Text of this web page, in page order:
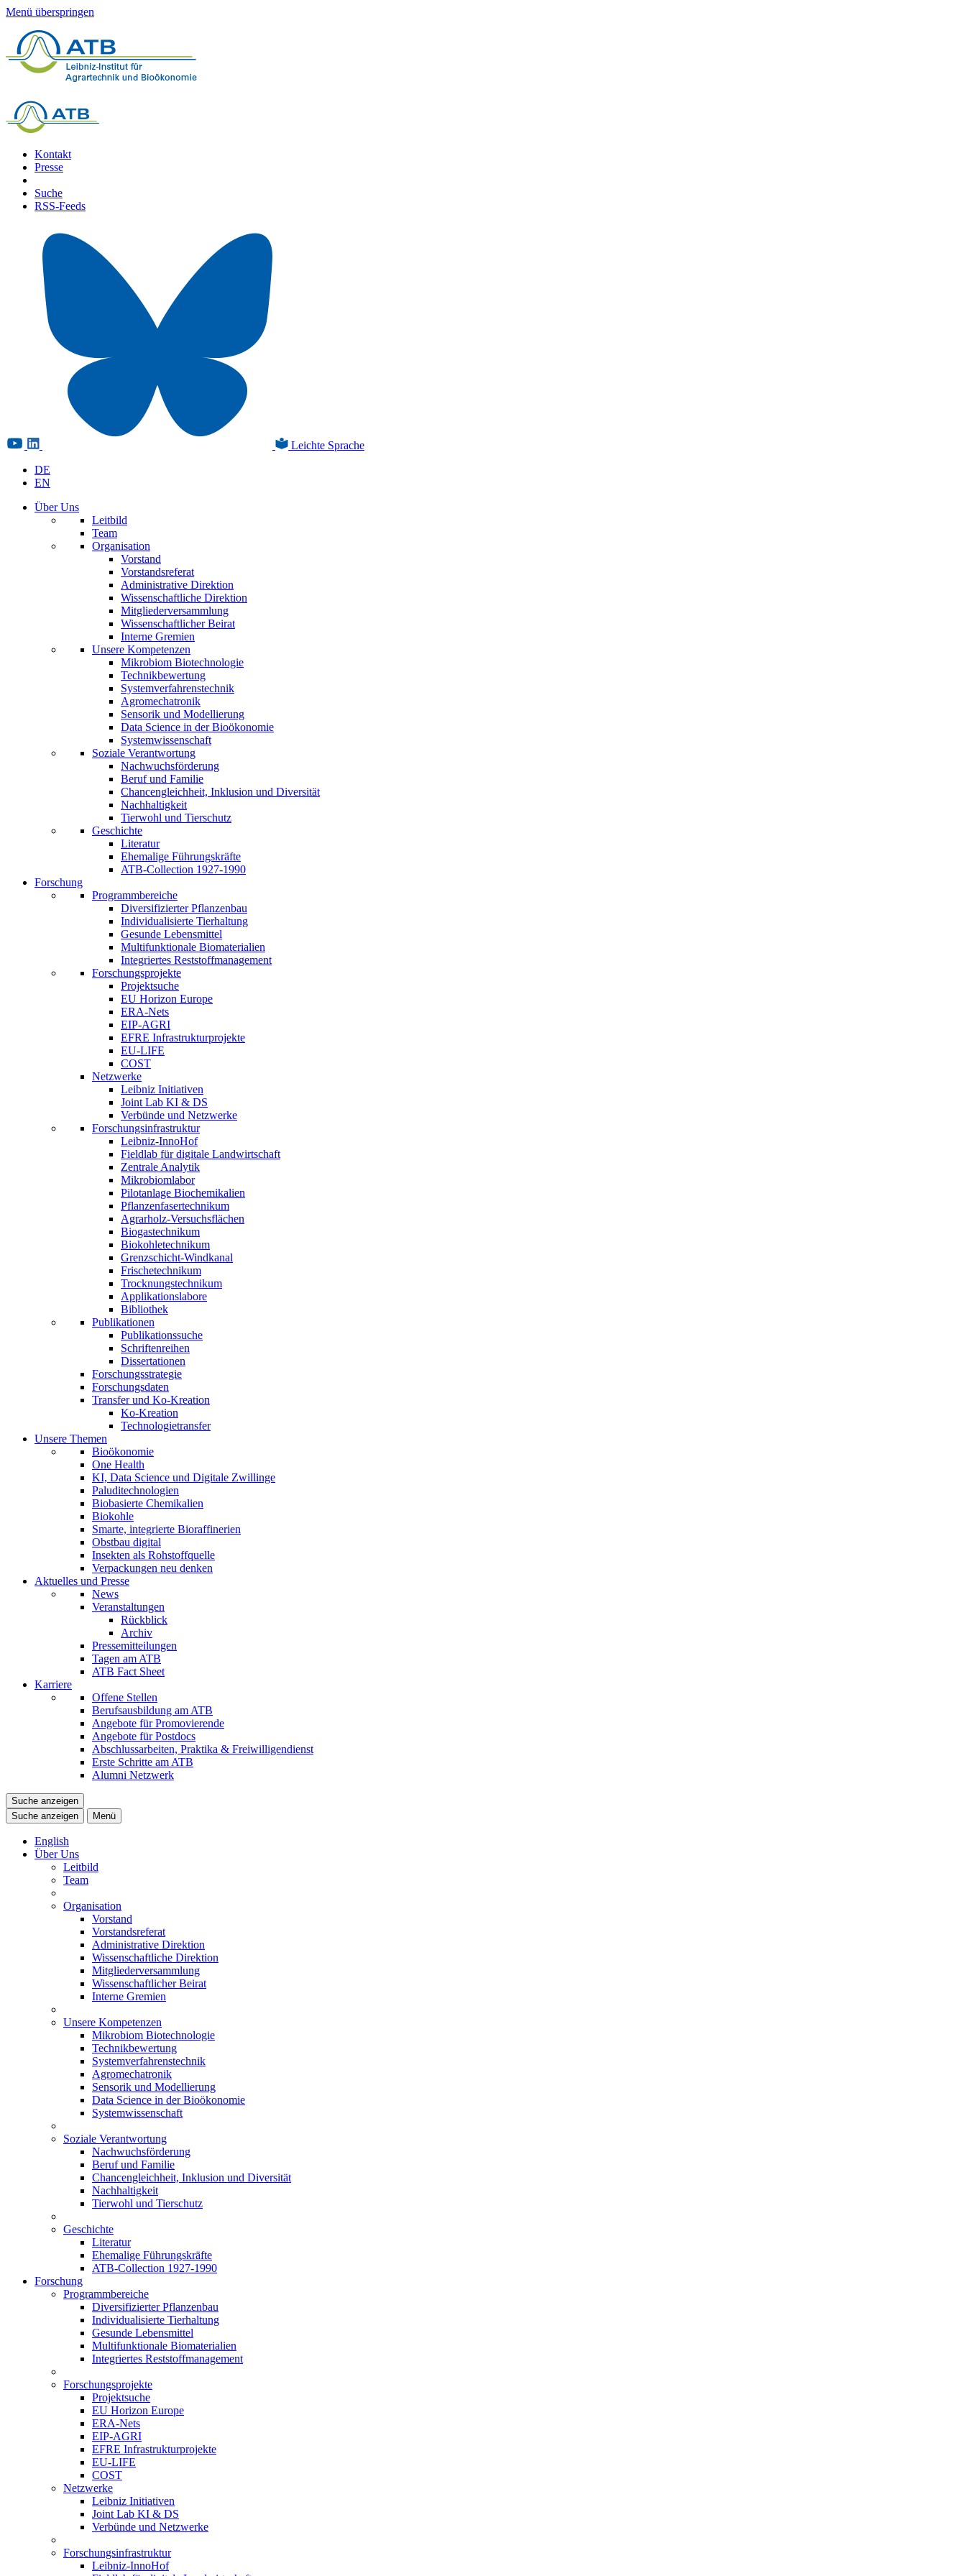
Menü überspringen
Kontakt
Presse
Suche
RSS-Feeds
Leichte Sprache
DE
EN
Über Uns
Leitbild
Team
Organisation
Vorstand
Vorstandsreferat
Administrative Direktion
Wissenschaftliche Direktion
Mitgliederversammlung
Wissenschaftlicher Beirat
Interne Gremien
Unsere Kompetenzen
Mikrobiom Biotechnologie
Technikbewertung
Systemverfahrenstechnik
Agromechatronik
Sensorik und Modellierung
Data Science in der Bioökonomie
Systemwissenschaft
Soziale Verantwortung
Nachwuchsförderung
Beruf und Familie
Chancengleichheit, Inklusion und Diversität
Nachhaltigkeit
Tierwohl und Tierschutz
Geschichte
Literatur
Ehemalige Führungskräfte
ATB-Collection 1927-1990
Forschung
Programmbereiche
Diversifizierter Pflanzenbau
Individualisierte Tierhaltung
Gesunde Lebensmittel
Multifunktionale Biomaterialien
Integriertes Reststoffmanagement
Forschungsprojekte
Projektsuche
EU Horizon Europe
ERA-Nets
EIP-AGRI
EFRE Infrastrukturprojekte
EU-LIFE
COST
Netzwerke
Leibniz Initiativen
Joint Lab KI & DS
Verbünde und Netzwerke
Forschungsinfrastruktur
Leibniz-InnoHof
Fieldlab für digitale Landwirtschaft
Zentrale Analytik
Mikrobiomlabor
Pilotanlage Biochemikalien
Pflanzenfasertechnikum
Agrarholz-Versuchsflächen
Biogastechnikum
Biokohletechnikum
Grenzschicht-Windkanal
Frischetechnikum
Trocknungstechnikum
Applikationslabore
Bibliothek
Publikationen
Publikationssuche
Schriftenreihen
Dissertationen
Forschungsstrategie
Forschungsdaten
Transfer und Ko-Kreation
Ko-Kreation
Technologietransfer
Unsere Themen
Bioökonomie
One Health
KI, Data Science und Digitale Zwillinge
Paluditechnologien
Biobasierte Chemikalien
Biokohle
Smarte, integrierte Bioraffinerien
Obstbau digital
Insekten als Rohstoffquelle
Verpackungen neu denken
Aktuelles und Presse
News
Veranstaltungen
Rückblick
Archiv
Pressemitteilungen
Tagen am ATB
ATB Fact Sheet
Karriere
Offene Stellen
Berufsausbildung am ATB
Angebote für Promovierende
Angebote für Postdocs
Abschlussarbeiten, Praktika & Freiwilligendienst
Erste Schritte am ATB
Alumni Netzwerk
Suche anzeigen
Suche anzeigen
Menü
English
Über Uns
Leitbild
Team
Organisation
Vorstand
Vorstandsreferat
Administrative Direktion
Wissenschaftliche Direktion
Mitgliederversammlung
Wissenschaftlicher Beirat
Interne Gremien
Unsere Kompetenzen
Mikrobiom Biotechnologie
Technikbewertung
Systemverfahrenstechnik
Agromechatronik
Sensorik und Modellierung
Data Science in der Bioökonomie
Systemwissenschaft
Soziale Verantwortung
Nachwuchsförderung
Beruf und Familie
Chancengleichheit, Inklusion und Diversität
Nachhaltigkeit
Tierwohl und Tierschutz
Geschichte
Literatur
Ehemalige Führungskräfte
ATB-Collection 1927-1990
Forschung
Programmbereiche
Diversifizierter Pflanzenbau
Individualisierte Tierhaltung
Gesunde Lebensmittel
Multifunktionale Biomaterialien
Integriertes Reststoffmanagement
Forschungsprojekte
Projektsuche
EU Horizon Europe
ERA-Nets
EIP-AGRI
EFRE Infrastrukturprojekte
EU-LIFE
COST
Netzwerke
Leibniz Initiativen
Joint Lab KI & DS
Verbünde und Netzwerke
Forschungsinfrastruktur
Leibniz-InnoHof